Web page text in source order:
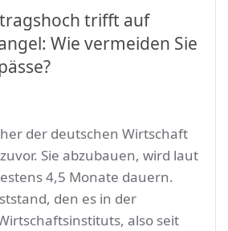
trifft auf
Wie vermeiden Sie
der deutschen Wirtschaft
Sie abzubauen, wird laut
4,5 Monate dauern.
den es in der
also seit